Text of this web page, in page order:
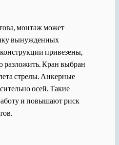
монтаж может
вынужденных
привезены,
разложить. Кран выбран
стрелы. Анкерные
осей. Такие
и повышают риск